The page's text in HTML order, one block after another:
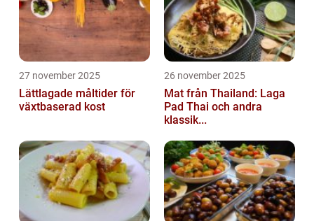
27 november 2025
Lättlagade måltider för
växtbaserad kost
26 november 2025
Mat från Thailand: Laga
Pad Thai och andra
klassik...